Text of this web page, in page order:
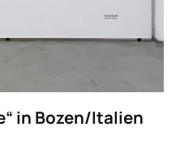
in Bozen/Italien